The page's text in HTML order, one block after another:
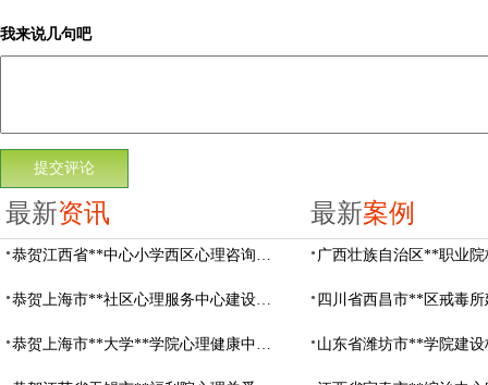
我来说几句吧
最新资讯
恭贺江西省**中心小学西区心理咨询教室设备采购项目由阳光心健代理商中标
恭贺上海市**社区心理服务中心建设项目由阳光心健代理商中标
恭贺上海市**大学**学院心理健康中心建设项目由阳光心健代理商中标
最新案例